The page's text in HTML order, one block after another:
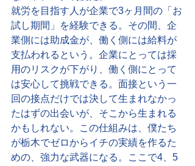
就労を目指す人が企業で3ヶ月間の「お
試し期間」を経験できる。その間、企
業側には助成金が、働く側には給料が
支払われるという。企業にとっては採
用のリスクが下がり、働く側にとって
は安心して挑戦できる。面接という一
回の接点だけでは決して生まれなかっ
たはずの出会いが、そこから生まれる
かもしれない。この仕組みは、僕たち
が栃木でゼロからイチの実績を作るた
めの、強力な武器になる。ここで4、5